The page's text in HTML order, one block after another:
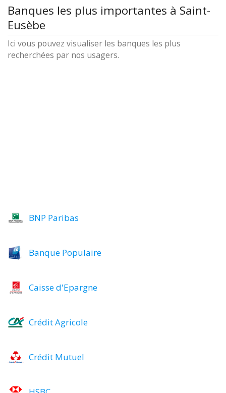
Banques les plus importantes à Saint-
Eusèbe
Ici vous pouvez visualiser les banques les plus
recherchées par nos usagers.
BNP Paribas
Banque Populaire
Caisse d'Epargne
Crédit Agricole
Crédit Mutuel